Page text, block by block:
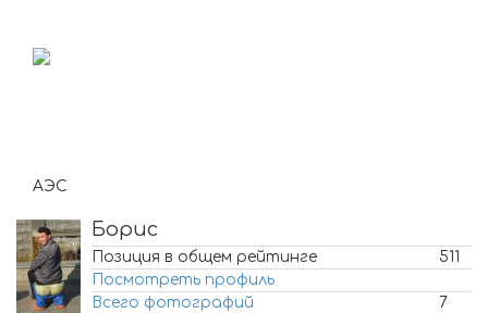
АЭС
Борис
Позиция в общем рейтинге
511
Посмотреть профиль
Всего фотографий
7